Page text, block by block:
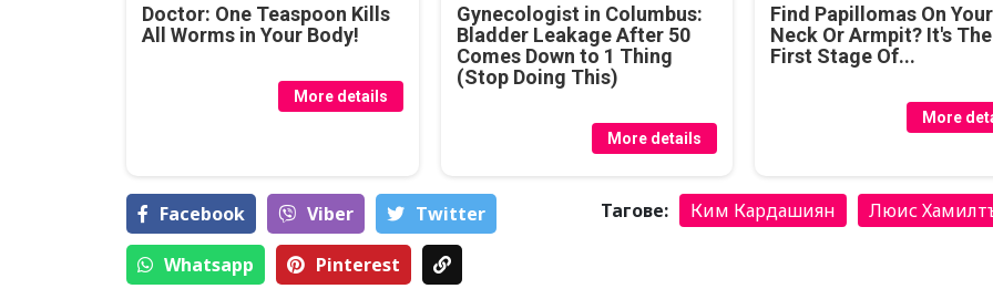
Doctor: One Teaspoon Kills
All Worms in Your Body!
More details
Gynecologist in Columbus:
Bladder Leakage After 50
Comes Down to 1 Thing
(Stop Doing This)
More details
Find Papillomas On Your
Neck Or Armpit? It's The
First Stage Of...
More
Facebook Viber Тwitter
Whatsapp Pinterest
Тагове: Ким Кардашиян Люис